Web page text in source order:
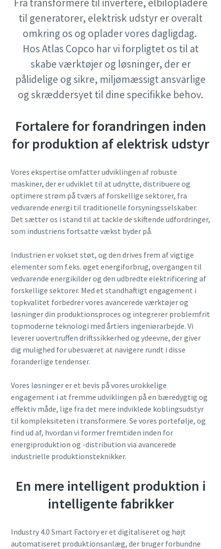
Se alle
Se alle
Fra transformere til invertere, elbilopladere
til generatorer, elektrisk udstyr er overalt
omkring os og oplader vores dagligdag.
Hos Atlas Copco har vi forpligtet os til at
skabe værktøjer og løsninger, der er
pålidelige og sikre, miljømæssigt ansvarlige
og skræddersyet til dine specifikke behov.
Fortalere for forandringen inden
for produktion af elektrisk udstyr
Vores ekspertise omfatter udviklingen af robuste
maskiner, der er udviklet til at udnytte, distribuere og
optimere strøm på tværs af forskellige sektorer, fra
vedvarende energi til traditionelle forsyningsselskaber.
Det sætter os i stand til at tackle de skiftende udfordringer,
som industriens fortsatte vækst byder på.
Industrien er vokset støt, og den drives frem af vigtige
elementer som f.eks. øget energiforbrug, overgangen til
vedvarende energikilder og den udbredte elektrificering af
forskellige sektorer. Med et standhaftigt engagement i
topkvalitet forbedrer vores avancerede værktøjer og
løsninger din produktionsproces og integrerer problemfrit
topmoderne teknologi med årtiers ingeniørarbejde. Vi
leverer uovertruffen driftssikkerhed og ydeevne, der giver
dig mulighed for ubesværet at navigere rundt i disse
foranderlige tendenser.
Vores løsninger er et bevis på vores urokkelige
engagement i at fremme udviklingen på en bæredygtig og
effektiv måde, lige fra det mere indviklede koblingsudstyr
til kompleksiteten i transformere. Se vores portefølje, og
find ud af, hvordan vi former fremtiden inden for
energiproduktion og -distribution via avancerede
industrielle produktionsteknikker.
En mere intelligent produktion i
intelligente fabrikker
Industry 4.0 Smart Factory er et digitaliseret og højt
automatiseret produktionsanlæg, der bruger forbundne
Anmodningstype
Ethvert spørgsmål eller anmodning
Ved at indsende denne anmodning
giver du Atlas Copco mulighed for
at kontakte dig via de indsamlede
oplysninger. Du kan finde
yderligere oplysninger i vores
politik om beskyttelse af
personlige oplysninger.
Jeg har læst og accepteret
privatlivspolitikken
Indsend
Jeg er ikke en robot
Klik for at starte verifikationen
Anmodningstype
Ethvert spørgsmål eller anmodning
Ved at indsende denne anmodning
giver du Atlas Copco mulighed for
at kontakte dig via de indsamlede
oplysninger. Du kan finde
yderligere oplysninger i vores
politik om beskyttelse af
personlige oplysninger.
Jeg har læst og accepteret
privatlivspolitikken
Indsend
Jeg er ikke en robot
Klik for at starte verifikationen
Anmodningstype
Ethvert spørgsmål eller anmodning
Ved at indsende denne anmodning
giver du Atlas Copco mulighed for
at kontakte dig via de indsamlede
oplysninger. Du kan finde
yderligere oplysninger i vores
politik om beskyttelse af
personlige oplysninger.
Jeg har læst og accepteret
privatlivspolitikken
Indsend
Jeg er ikke en robot
Klik for at starte verifikationen